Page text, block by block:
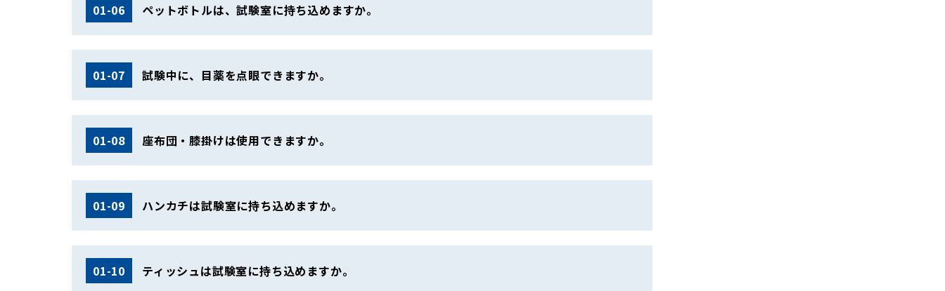
01-06 ペットボトルは、試験室に持ち込めますか。
01-07 試験中に、目薬を点眼できますか。
01-08 座布団・膝掛けは使用できますか。
01-09 ハンカチは試験室に持ち込めますか。
01-10 ティッシュは試験室に持ち込めますか。